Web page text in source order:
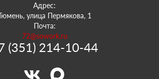
Адрес:
улица Пермякова, 1
Почта:
72@sowork.ru
(351) 214-10-44